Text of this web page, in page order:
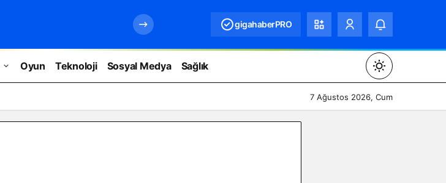
gigahaberPRO
Oyun Teknoloji Sosyal Medya Sağlık
Mod
değiştir
7 Ağustos 2026, Cum